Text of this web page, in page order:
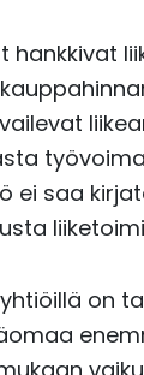
hankkivat
ei saa
on